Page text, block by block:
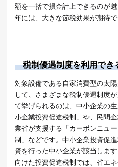
額を一括で損金計上できるのが
年には、大きな節税効果が期待で
税制優遇制度を利用で
対象設備である自家消費型の太
して、さまざまな税制優遇制度
て挙げられるのは、中小企業の
小企業投資促進税制」や、民間
業省が支援する「カーボンニュ
制」などです。中小企業投資促
資を行った中小企業が該当しま
向けた投資促進税制では、省エ